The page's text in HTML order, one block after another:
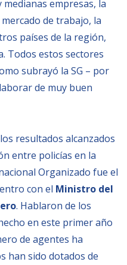
empresas, la
de trabajo, la
países de la región,
Todos estos sectores
subrayó la SG – por
de muy buen
resultados alcanzados
entre policías en la
Organizado fue el
con el Ministro del
. Hablaron de los
en este primer año
de agentes ha
han sido dotados de